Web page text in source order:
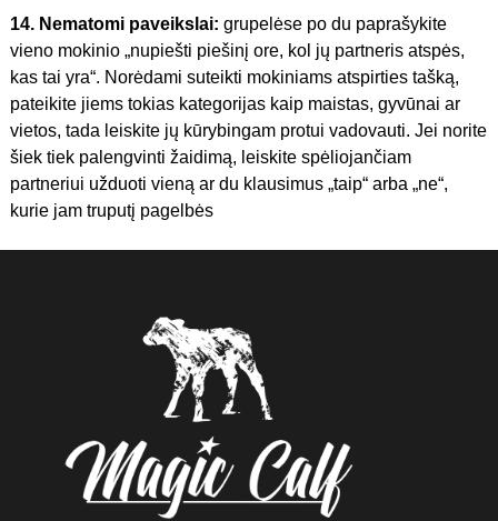
14. Nematomi paveikslai: grupelėse po du paprašykite
vieno mokinio „nupiešti piešinį ore, kol jų partneris atspės,
kas tai yra“. Norėdami suteikti mokiniams atspirties tašką,
pateikite jiems tokias kategorijas kaip maistas, gyvūnai ar
vietos, tada leiskite jų kūrybingam protui vadovauti. Jei norite
šiek tiek palengvinti žaidimą, leiskite spėliojančiam
partneriui užduoti vieną ar du klausimus „taip“ arba „ne“,
kurie jam truputį pagelbės